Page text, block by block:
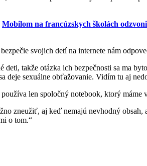
Mobilom na francúzskych školách
svojich detí na internete nám
deti, takže otázka ich bezpečnosti sa ma
deje sexuálne obťažovanie. Vidím tu aj
len spoločný notebook, ktorý máme
zneužiť, aj keď nemajú nevhodný
o tom.“